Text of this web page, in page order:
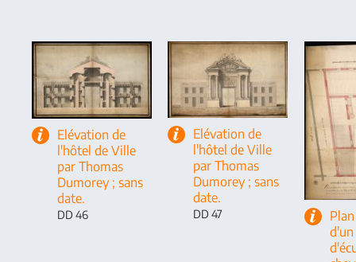
Elévation de
l'hôtel de Ville
par Thomas
Dumorey ; sans
date.
DD 46
Elévation de
l'hôtel de Ville
par Thomas
Dumorey ; sans
date.
DD 47
d'un